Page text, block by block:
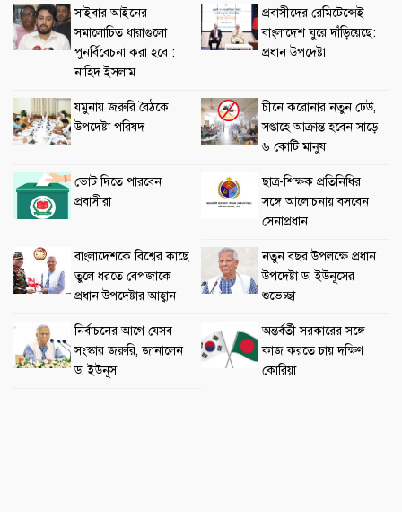
সাইবার আইনের
সমালোচিত ধারাগুলো
পুনর্বিবেচনা করা হবে :
নাহিদ ইসলাম
প্রবাসীদের রেমিটেন্সেই
বাংলাদেশ ঘুরে দাঁড়িয়েছে:
প্রধান উপদেষ্টা
যমুনায় জরুরি বৈঠকে
উপদেষ্টা পরিষদ
চীনে করোনার নতুন ঢেউ,
সপ্তাহে আক্রান্ত হবেন সাড়ে
৬ কোটি মানুষ
ভোট দিতে পারবেন
প্রবাসীরা
ছাত্র-শিক্ষক প্রতিনিধির
সঙ্গে আলোচনায় বসবেন
সেনাপ্রধান
বাংলাদেশকে বিশ্বের কাছে
তুলে ধরতে বেপজাকে
প্রধান উপদেষ্টার আহ্বান
নতুন বছর উপলক্ষে প্রধান
উপদেষ্টা ড. ইউনূসের
শুভেচ্ছা
নির্বাচনের আগে যেসব
সংস্কার জরুরি, জানালেন
ড. ইউনূস
অন্তর্বর্তী সরকারের সঙ্গে
কাজ করতে চায় দক্ষিণ
কোরিয়া